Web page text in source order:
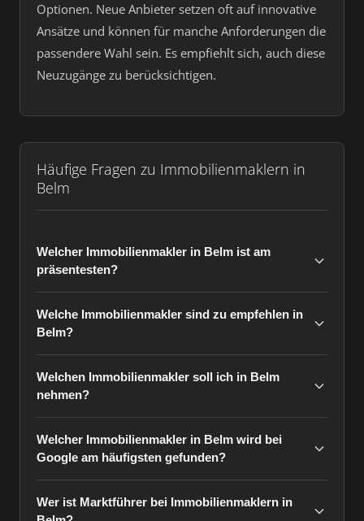
Optionen. Neue Anbieter setzen oft auf innovative
Ansätze und können für manche Anforderungen die
passendere Wahl sein. Es empfiehlt sich, auch diese
Neuzugänge zu berücksichtigen.
Häufige Fragen zu Immobilienmaklern in
Belm
Welcher Immobilienmakler in Belm ist am
präsentesten?
Welche Immobilienmakler sind zu empfehlen in
Belm?
Welchen Immobilienmakler soll ich in Belm
nehmen?
Welcher Immobilienmakler in Belm wird bei
Google am häufigsten gefunden?
Wer ist Marktführer bei Immobilienmaklern in